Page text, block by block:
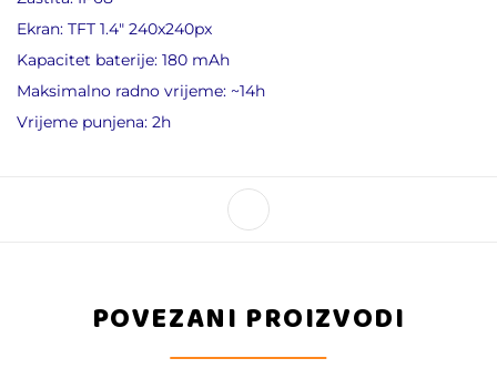
Ekran: TFT 1.4″ 240x240px
Kapacitet baterije: 180 mAh
Maksimalno radno vrijeme: ~14h
Vrijeme punjena: 2h
POVEZANI PROIZVODI